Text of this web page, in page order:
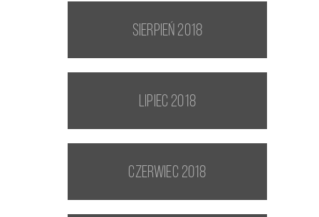
sierpień 2018
lipiec 2018
czerwiec 2018